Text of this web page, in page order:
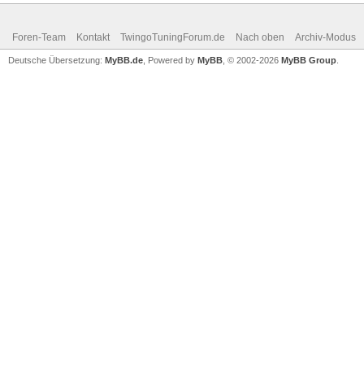
Foren-Team Kontakt TwingoTuningForum.de Nach oben Archiv-Modus
Deutsche Übersetzung: MyBB.de , Powered by MyBB , © 2002-2026 MyBB Group